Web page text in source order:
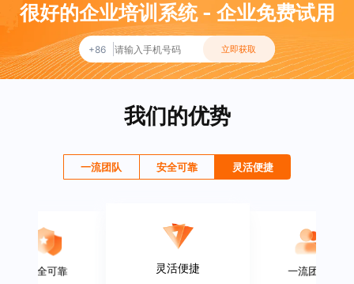
很好的企业培训系统 - 企业免费试用
+86 立即获取
我们的优势
一流团队 安全可靠 灵活便捷
安全可靠 灵活便捷 一流团队